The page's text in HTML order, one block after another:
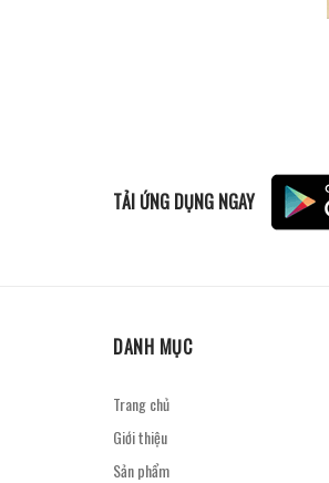
TẢI ỨNG DỤNG NGAY
DANH MỤC
Trang chủ
Giới thiệu
Sản phẩm